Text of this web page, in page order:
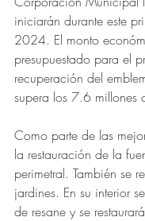
iniciarán durante este
2024. El monto
presupuestado para el
recuperación del
supera los 7.6 millones
Como parte de las
la restauración de la
perimetral. También se
jardines. En su interior
de resane y se